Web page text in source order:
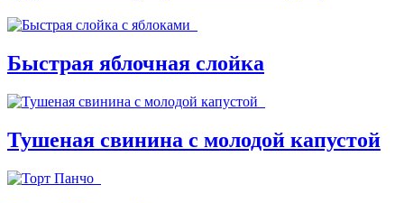
Быстрая яблочная слойка
Тушеная свинина с молодой капустой